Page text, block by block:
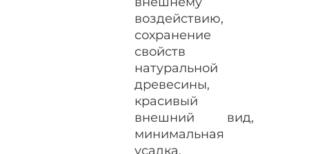
воздействию,
сохранение
свойств
натуральной
древесины,
красивый
внешний вид,
минимальная
усадка,